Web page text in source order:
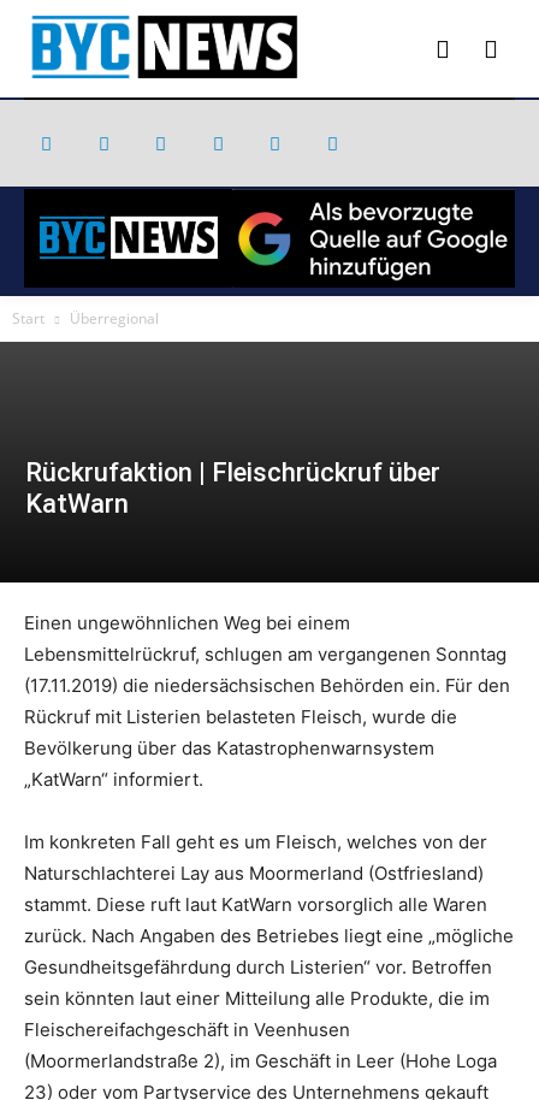
Start Überregional
Rückrufaktion | Fleischrückruf über
KatWarn
Einen ungewöhnlichen Weg bei einem
Lebensmittelrückruf, schlugen am vergangenen Sonntag
(17.11.2019) die niedersächsischen Behörden ein. Für den
Rückruf mit Listerien belasteten Fleisch, wurde die
Bevölkerung über das Katastrophenwarnsystem
„KatWarn“ informiert.
Im konkreten Fall geht es um Fleisch, welches von der
Naturschlachterei Lay aus Moormerland (Ostfriesland)
stammt. Diese ruft laut KatWarn vorsorglich alle Waren
zurück. Nach Angaben des Betriebes liegt eine „mögliche
Gesundheitsgefährdung durch Listerien“ vor. Betroffen
sein könnten laut einer Mitteilung alle Produkte, die im
Fleischereifachgeschäft in Veenhusen
(Moormerlandstraße 2), im Geschäft in Leer (Hohe Loga
23) oder vom Partyservice des Unternehmens gekauft